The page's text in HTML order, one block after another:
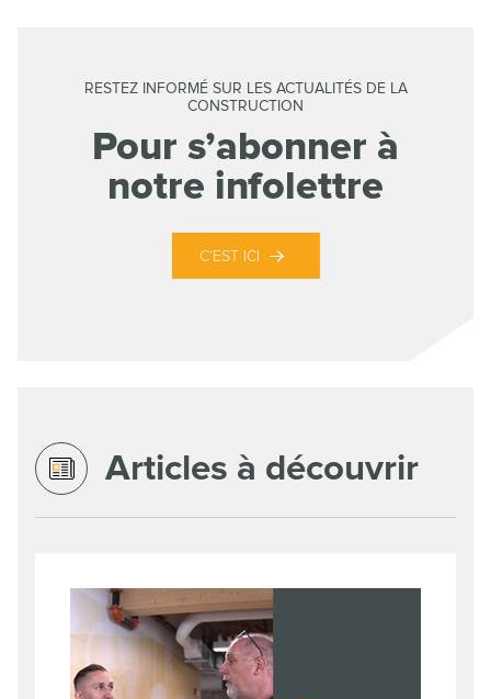
RESTEZ INFORMÉ SUR LES ACTUALITÉS DE LA
CONSTRUCTION
Pour s’abonner à
notre infolettre
C’EST ICI
Articles à découvrir